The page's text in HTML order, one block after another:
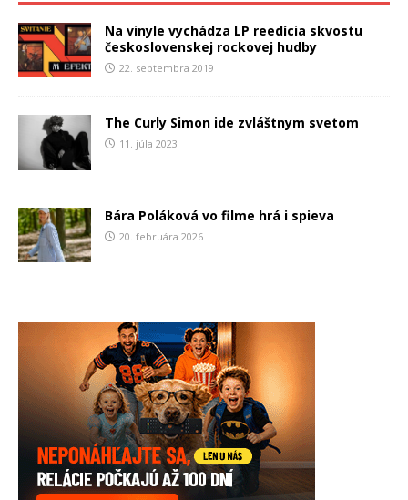
Na vinyle vychádza LP reedícia skvostu
československej rockovej hudby
22. septembra 2019
The Curly Simon ide zvláštnym svetom
11. júla 2023
Bára Poláková vo filme hrá i spieva
20. februára 2026